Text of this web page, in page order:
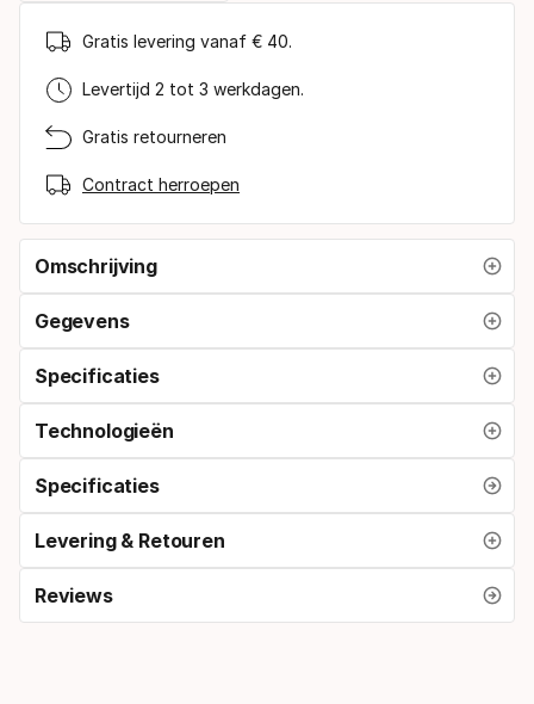
Gratis levering vanaf € 40.
Levertijd 2 tot 3 werkdagen.
Gratis retourneren
Contract herroepen
Omschrijving
Gegevens
Specificaties
Technologieën
Specificaties
Levering & Retouren
Reviews